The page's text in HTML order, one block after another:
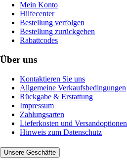
Mein Konto
Hilfecenter
Bestellung verfolgen
Bestellung zurückgeben
Rabattcodes
Über uns
Kontaktieren Sie uns
Allgemeine Verkaufsbedingungen
Rückgabe & Erstattung
Impressum
Zahlungsarten
Lieferkosten und Versandoptionen
Hinweis zum Datenschutz
Unsere Geschäfte